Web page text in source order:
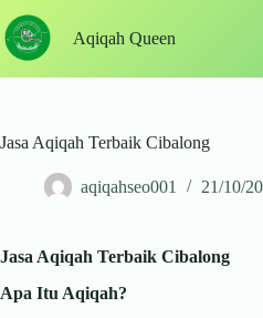
to
content
Aqiqah Queen
Jasa Aqiqah Terbaik Cibalong
aqiqahseo001 21/10/
Jasa Aqiqah Terbaik Cibalong
Apa Itu Aqiqah?